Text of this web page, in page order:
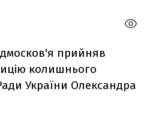
прийняв
колишнього
України Олександра